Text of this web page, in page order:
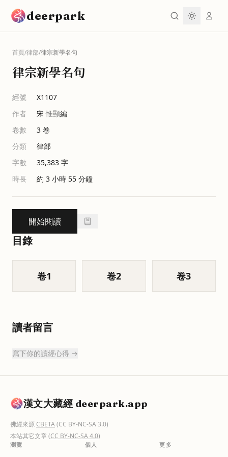
deerpark
首頁/律部/律宗新學名句
律宗新學名句
經號
X1107
作者
宋惟顯編
卷數
3 卷
分類
律部
字數
35,383 字
時長
約 3 小時 55 分鐘
開始閱讀
目錄
卷1 卷2 卷3
讀者留言
寫下你的讀經心得 →
漢文大藏經 deerpark.app
佛經來源CBETA(CC BY-NC-SA 3.0)
本站其它文章(CC BY-NC-SA 4.0)
瀏覽 個人 更多